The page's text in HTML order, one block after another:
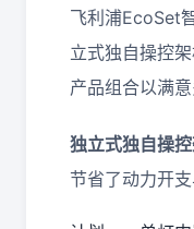
飞利浦EcoSet
立式独自操控
产品组合以满
独立式独自操
节省了动力开支